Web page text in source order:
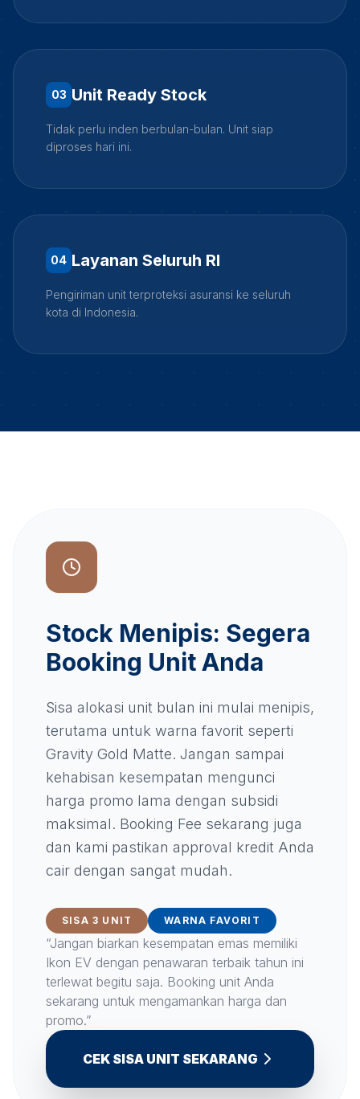
03 Unit Ready Stock
Tidak perlu inden berbulan-bulan. Unit siap
diproses hari ini.
04 Layanan Seluruh RI
Pengiriman unit terproteksi asuransi ke seluruh
kota di Indonesia.
Stock Menipis: Segera
Booking Unit Anda
Sisa alokasi unit bulan ini mulai menipis,
terutama untuk warna favorit seperti
Gravity Gold Matte. Jangan sampai
kehabisan kesempatan mengunci
harga promo lama dengan subsidi
maksimal. Booking Fee sekarang juga
dan kami pastikan approval kredit Anda
cair dengan sangat mudah.
SISA 3 UNIT WARNA FAVORIT
“Jangan biarkan kesempatan emas memiliki
Ikon EV dengan penawaran terbaik tahun ini
terlewat begitu saja. Booking unit Anda
sekarang untuk mengamankan harga dan
promo.”
CEK SISA UNIT SEKARANG